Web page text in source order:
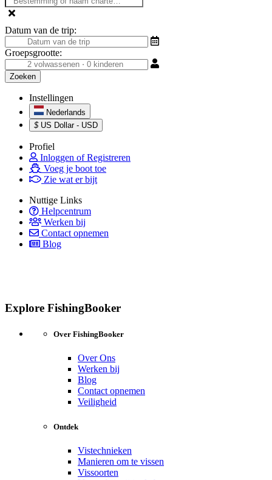
Datum van de trip:
Groepsgrootte:
Instellingen
Nederlands
$ US Dollar - USD
Profiel
Inloggen of Registreren
Voeg je boot toe
Zie wat er bijt
Nuttige Links
Helpcentrum
Werken bij
Contact opnemen
Blog
Explore FishingBooker
Over FishingBooker
Over Ons
Werken bij
Blog
Contact opnemen
Veiligheid
Ontdek
Vistechnieken
Manieren om te vissen
Vissoorten